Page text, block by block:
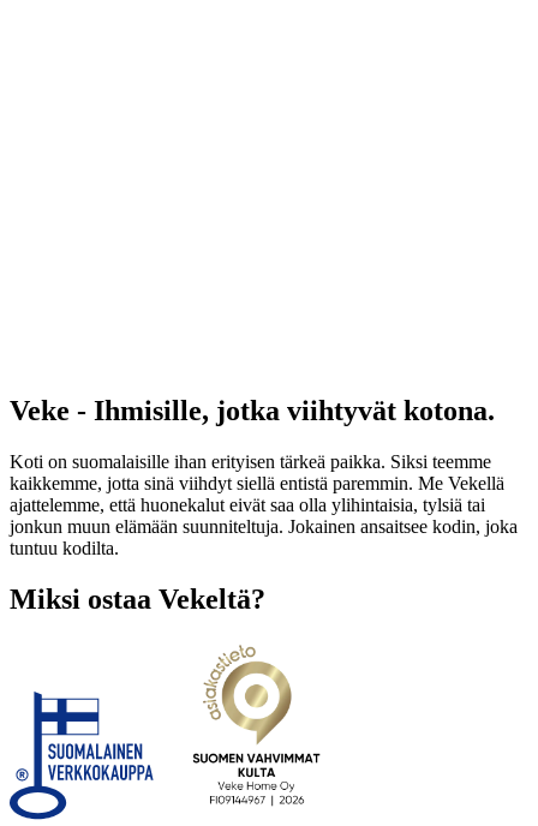
Veke - Ihmisille, jotka viihtyvät kotona.
Koti on suomalaisille ihan erityisen tärkeä paikka. Siksi teemme
kaikkemme, jotta sinä viihdyt siellä entistä paremmin. Me Vekellä
ajattelemme, että huonekalut eivät saa olla ylihintaisia, tylsiä tai
jonkun muun elämään suunniteltuja. Jokainen ansaitsee kodin, joka
tuntuu kodilta.
Miksi ostaa Vekeltä?